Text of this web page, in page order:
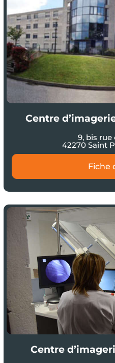
Centre
9, bis rue
42270 Saint
Fiche
Centre